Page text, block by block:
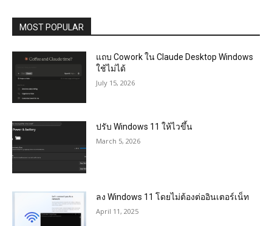
MOST POPULAR
แถบ Cowork ใน Claude Desktop Windows
ใช้ไม่ได้
July 15, 2026
ปรับ Windows 11 ให้ไวขึ้น
March 5, 2026
ลง Windows 11 โดยไม่ต้องต่ออินเตอร์เน็ท
April 11, 2025